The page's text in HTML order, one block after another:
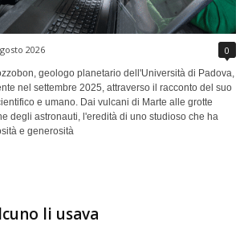
2026 0
geologo planetario dell'Università di Padova,
nel settembre 2025, attraverso il racconto del suo
e umano. Dai vulcani di Marte alle grotte
degli astronauti, l'eredità di uno studioso che ha
e generosità
li usava